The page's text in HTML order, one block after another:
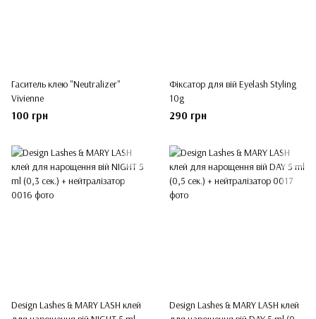
Гаситель клею "Neutralizer"
Vivienne
100 грн
Фіксатор для вій Eyelash Styling
10g
290 грн
Design Lashes & MARY LASH клей
Design Lashes & MARY LASH клей